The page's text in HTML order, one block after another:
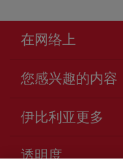
在网络上
您感兴趣的内容
网站访问声明
服务承诺
伊比利亚更多
透明度